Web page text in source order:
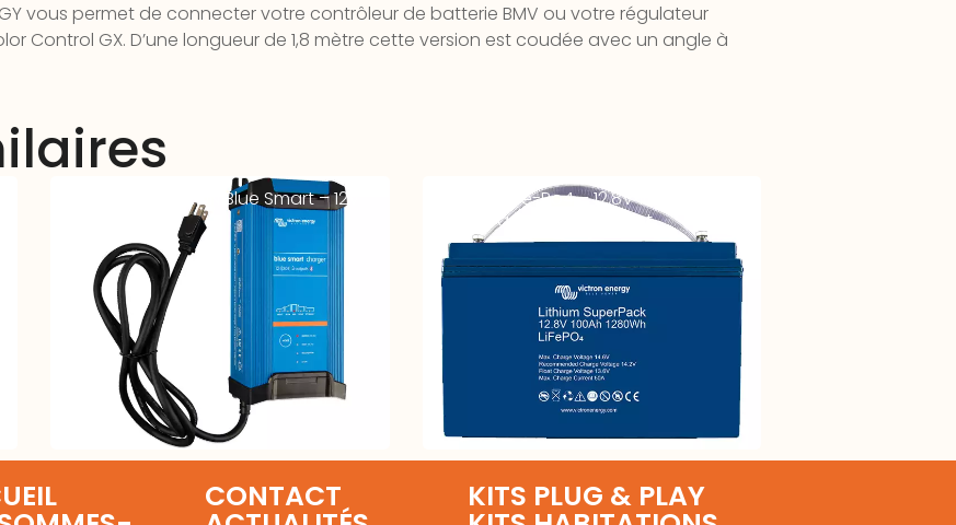
vous permet de connecter votre contrôleur de batterie BMV ou votre régulateur
Control GX. D’une longueur de 1,8 mètre cette version est coudée avec un angle à
Chargeur VICTRON Blue Smart – 12V
Batterie LiFe-Po4 – 12,8V 100Ah –
Super Pack – High Current
CONTACT KITS PLUG & PLAY